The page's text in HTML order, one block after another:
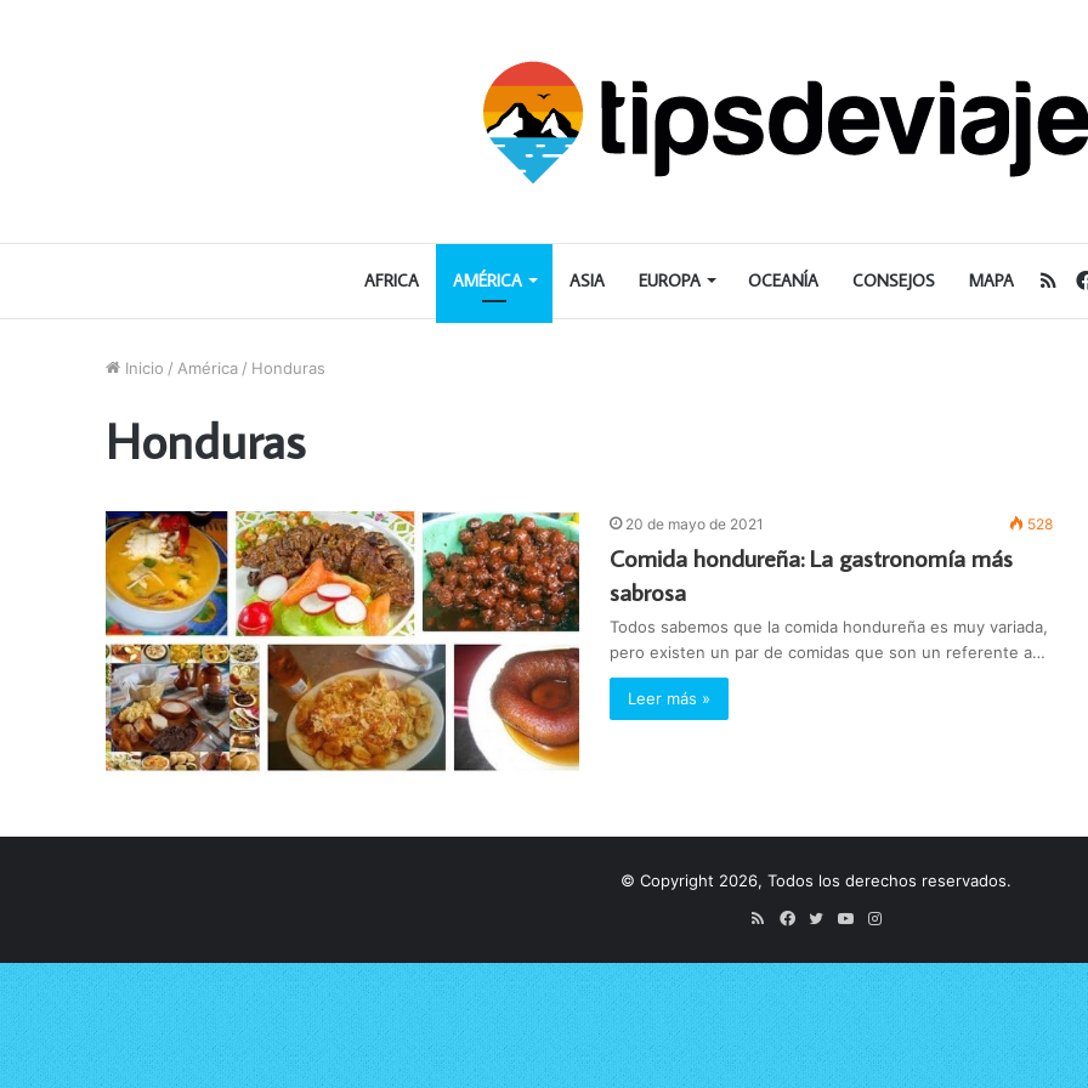
AFRICA AMÉRICA ASIA EUROPA OCEANÍA CONSEJOS MAPA
Inicio / América / Honduras
Honduras
20 de mayo de 2021 528
Comida hondureña: La gastronomía más
sabrosa
Todos sabemos que la comida hondureña es muy variada,
pero existen un par de comidas que son un referente a…
Leer más »
© Copyright 2026, Todos los derechos reservados.
RSSFacebook
TwitterYouTubeInstagram